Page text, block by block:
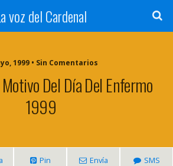
voz del Cardenal
1999 • Sin Comentarios
Del Día Del Enfermo
1999
Pin Envía SMS